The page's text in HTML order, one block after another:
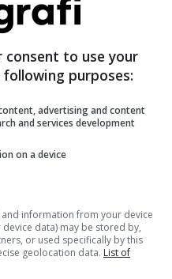
6,8 %, prodhimet
të gjerë, për
të gjerë, për 1,6 %.
njëjtë vitin e kaluar
consent to use your
purposes:
advertising and content
and services development
on a device
information from your device
data) may be stored by,
or used specifically by this
geolocation data. List of